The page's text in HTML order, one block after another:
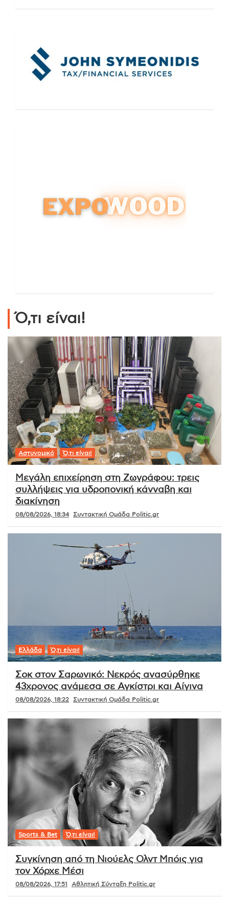
Ό,τι είναι!
Αστυνομικό Ό,τι είναι!
Μεγάλη επιχείρηση στη Ζωγράφου: τρεις
συλλήψεις για υδροπονική κάνναβη και
διακίνηση
08/08/2026, 18:34 Συντακτική Ομάδα Politic.gr
Ελλάδα Ό,τι είναι!
Σοκ στον Σαρωνικό: Νεκρός ανασύρθηκε
43χρονος ανάμεσα σε Αγκίστρι και Αίγινα
08/08/2026, 18:22 Συντακτική Ομάδα Politic.gr
Sports & Bet Ό,τι είναι!
Συγκίνηση από τη Νιούελς Ολντ Μπόις για
τον Χόρχε Μέσι
08/08/2026, 17:51 Αθλητική Σύνταξη Politic.gr